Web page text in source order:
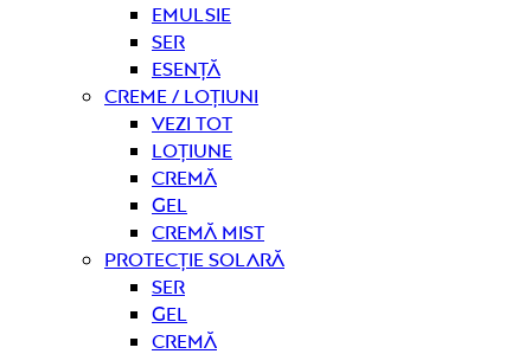
Emulsie
Ser
Esență
Creme / Loțiuni
Vezi tot
Loțiune
Cremă
Gel
Cremă mist
Protecție solară
Ser
Gel
Cremă